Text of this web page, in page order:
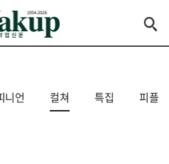
니언 컬쳐 특집 피플